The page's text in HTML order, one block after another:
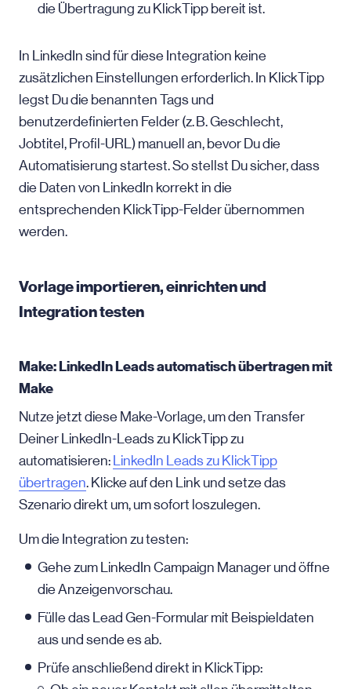
die Übertragung zu KlickTipp bereit ist.
In LinkedIn sind für diese Integration keine
zusätzlichen Einstellungen erforderlich. In KlickTipp
legst Du die benannten Tags und
benutzerdefinierten Felder (z. B. Geschlecht,
Jobtitel, Profil-URL) manuell an, bevor Du die
Automatisierung startest. So stellst Du sicher, dass
die Daten von LinkedIn korrekt in die
entsprechenden KlickTipp-Felder übernommen
werden.
Vorlage importieren, einrichten und
Integration testen
Make: LinkedIn Leads automatisch übertragen mit
Make
Nutze jetzt diese Make-Vorlage, um den Transfer
Deiner LinkedIn-Leads zu KlickTipp zu
automatisieren: LinkedIn Leads zu KlickTipp
übertragen. Klicke auf den Link und setze das
Szenario direkt um, um sofort loszulegen.
Um die Integration zu testen:
Gehe zum LinkedIn Campaign Manager und öffne
die Anzeigenvorschau.
Fülle das Lead Gen-Formular mit Beispieldaten
aus und sende es ab.
Prüfe anschließend direkt in KlickTipp: